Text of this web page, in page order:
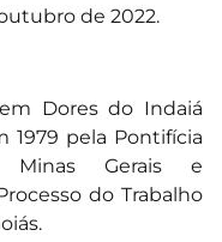
de 2022.
Dores do Indaiá
1979 pela Pontifícia
Minas Gerais e
do Trabalho